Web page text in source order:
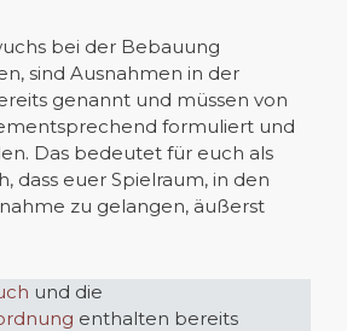
bei der Bebauung
sind Ausnahmen in der
genannt und müssen von
formuliert und
Das bedeutet für euch als
dass euer Spielraum, in den
zu gelangen, äußerst
und die
enthalten bereits